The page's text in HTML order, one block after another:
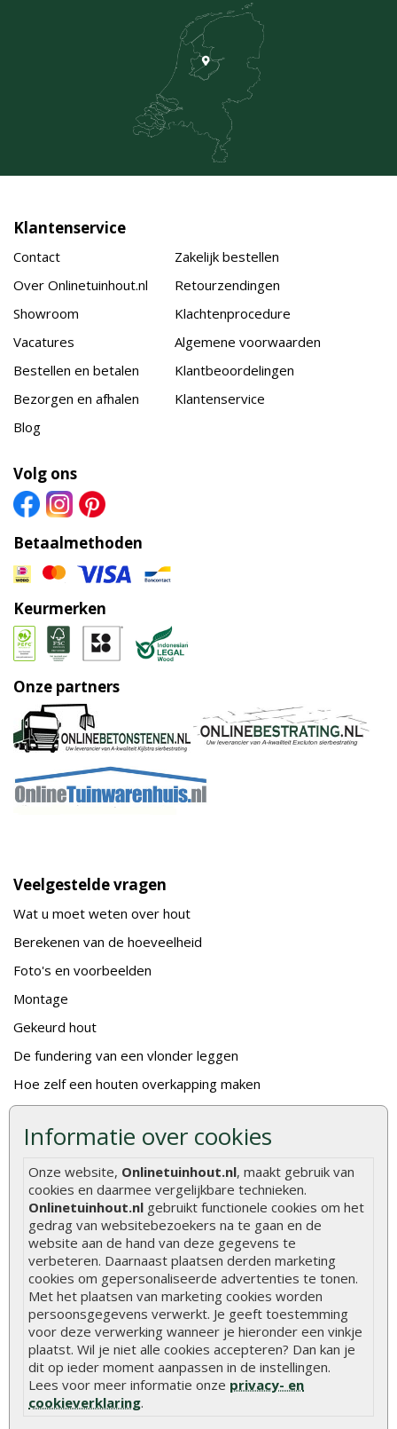
Informatie over cookies
Onze website, Onlinetuinhout.nl, maakt gebruik van
cookies en daarmee vergelijkbare technieken.
Onlinetuinhout.nl gebruikt functionele cookies om het
gedrag van websitebezoekers na te gaan en de
website aan de hand van deze gegevens te
verbeteren. Daarnaast plaatsen derden marketing
cookies om gepersonaliseerde advertenties te tonen.
Met het plaatsen van marketing cookies worden
persoonsgegevens verwerkt. Je geeft toestemming
voor deze verwerking wanneer je hieronder een vinkje
plaatst. Wil je niet alle cookies accepteren? Dan kan je
dit op ieder moment aanpassen in de instellingen.
Lees voor meer informatie onze privacy- en
cookieverklaring.
Klantenservice
Contact
Over Onlinetuinhout.nl
Showroom
Vacatures
Bestellen en betalen
Bezorgen en afhalen
Blog
Zakelijk bestellen
Retourzendingen
Klachtenprocedure
Algemene voorwaarden
Klantbeoordelingen
Klantenservice
Volg ons
Betaalmethoden
Keurmerken
Onze partners
Veelgestelde vragen
Wat u moet weten over hout
Berekenen van de hoeveelheid
Foto's en voorbeelden
Montage
Gekeurd hout
De fundering van een vlonder leggen
Hoe zelf een houten overkapping maken
Hoe zelf een vlonder leggen
Hoe betonpaal plaatsen
Hoe schutting plaatsen
De 9 beste tuinschermen van Onlinetuinhout.nl
Stijlvolle houtsoorten voor in de tuin
Duurzame tuin
Welke palen voor een schapenhek
Alle populaire categorieën
Tuinhout
Schutting
Tuindeuren
Tuinschermen